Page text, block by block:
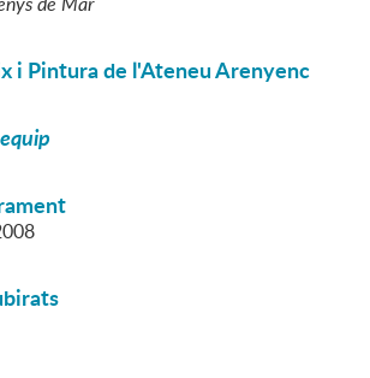
i Pintura de l'Ateneu Arenyenc